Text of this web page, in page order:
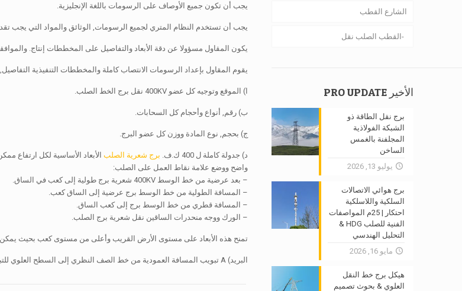
يجب أن تكون جميع الأوصاف على الرسومات باللغة الإنجليزية.
يجب أن تستخدم النظام المتري لجميع الرسومات, الوثائق والمواد التي يجب
يكون المقاول مسؤولا عن دقة الأبعاد والتفاصيل على المخططات إنتاج.
يقوم المقاول بإعداد الرسومات الانتصاب كاملة والمخططات التنفيذية
ا) الموقع وتوجيه كل عضو 400KV نقل برج الخط الصلب.
ب) رقم, أنواع وأحجام كل السحابات.
ج) بحجم, نوع المادة ووزن كل عضو البرج.
د) جدولة كاملة ل 400 ك.ف. برج شعرية الصلبالأبعاد الأساسية لكل ارتفاع
واضح ووضع علامة نقاط العمل على الصلب:
– بعد عرضية من خط الوسط 400KV شعرية برج طولية إلى كعب في الساق.
– المسافة الطولية من خط الوسط برج عرضية إلى الساق كعب.
– المسافة قطري من خط الوسط برج إلى كعب الساق.
– الورك ووجه منحدرات الساقين نقل شعرية برج الصلب.
تمنح هذه الأبعاد على مستوى الأرض القريب وأعلى من مستوى كعب بحيث
البريد) A تبويب المسافة العمودية من خط الصف النظري إلى السطح العلوي للتبختر الأفقي لجميع ملحقات المحطة.
الشارع القطب
القطب الصلب نقل
الأخير PRO UPDATE
برج نقل الطاقة ذو
الشبكة الفولاذية
المجلفنة بالغمس
الساخن
يوليو 13, 2026
برج هوائي الاتصالات
السلكية واللاسلكية
احتكار | 25م المواصفات
الفنية للصلب HDG &
التحليل الهندسي
مايو 16, 2026
هيكل برج خط النقل
العلوي & بحوث تصميم